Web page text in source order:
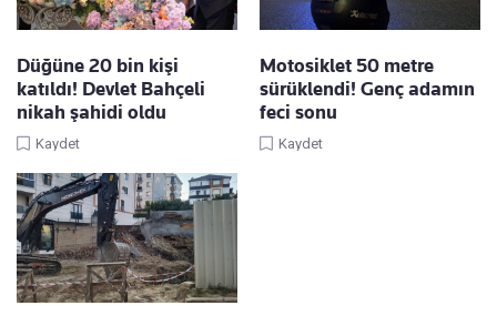
Düğüne 20 bin kişi
katıldı! Devlet Bahçeli
nikah şahidi oldu
Kaydet
Motosiklet 50 metre
sürüklendi! Genç adamın
feci sonu
Kaydet